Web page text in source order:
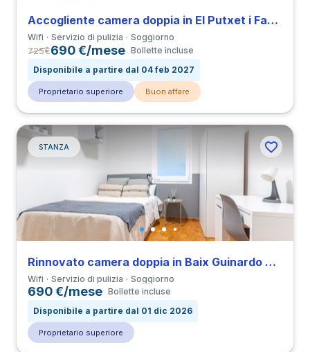
Accogliente camera doppia in El Putxet i Farró
Wifi Servizio di pulizia Soggiorno
725€690 €/mese Bollette incluse
Disponibile a partire dal 04 feb 2027
Proprietario superiore Buon affare
STANZA
Rinnovato camera doppia in Baix Guinardo vicino a all’Università UBL
Wifi Servizio di pulizia Soggiorno
690 €/mese Bollette incluse
Disponibile a partire dal 01 dic 2026
Proprietario superiore